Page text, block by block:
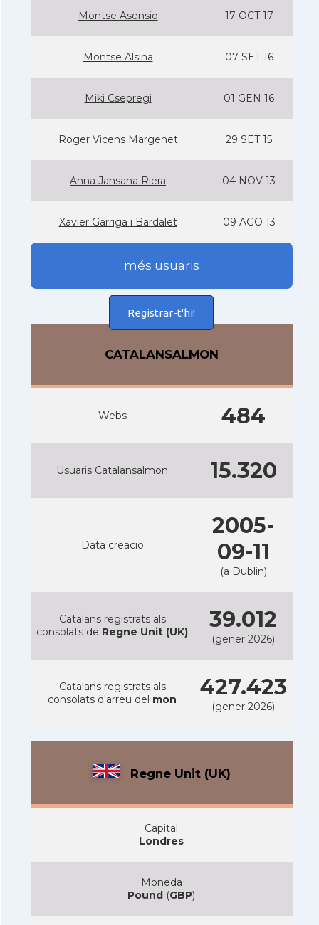
Montse Asensio 17 OCT 17
Montse Alsina 07 SET 16
Miki Csepregi 01 GEN 16
Roger Vicens Margenet 29 SET 15
Anna Jansana Riera 04 NOV 13
Xavier Garriga i Bardalet 09 AGO 13
més usuaris
Registrar-t'hi!
CATALANSALMON
Webs 484
Usuaris Catalansalmon 15.320
Data creacio
2005-
09-11
(a Dublin)
Catalans registrats als
consolats de Regne Unit (UK) 39.012
(gener 2026)
Catalans registrats als
consolats d'arreu del mon 427.423
(gener 2026)
Regne Unit (UK)
Capital
Londres
Moneda
Pound (GBP)